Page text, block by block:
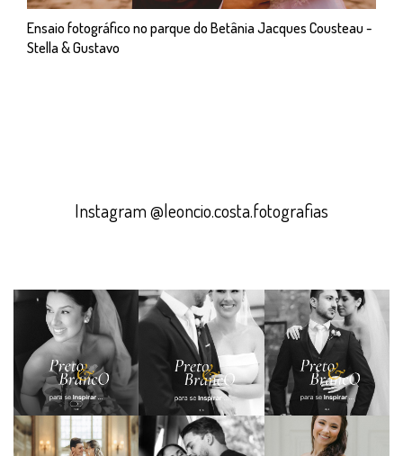
Ensaio fotográfico no parque do Betânia Jacques Cousteau -
Stella & Gustavo
Instagram @leoncio.costa.fotografias